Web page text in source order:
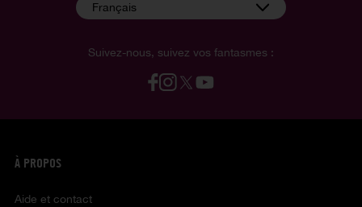
Suivez-nous, suivez vos fantasmes :
Français
À PROPOS
Aide et contact